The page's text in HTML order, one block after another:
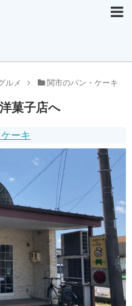
ルメ 関市のパン・ケーキ
菓子店へ
ーキ